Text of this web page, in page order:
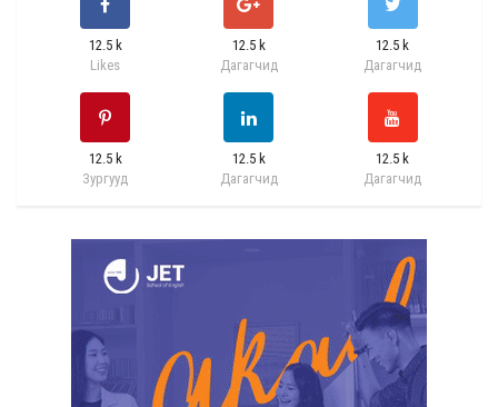
12.5 k
Likes
12.5 k
Дагагчид
12.5 k
Дагагчид
12.5 k
Зургууд
12.5 k
Дагагчид
12.5 k
Дагагчид